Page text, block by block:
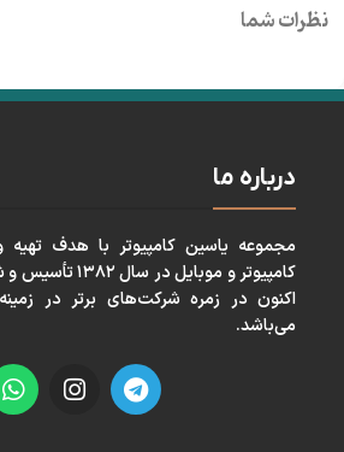
نظرات شما
درباره ما
مجموعه ياسين كامپيوتر با هدف تهيه
كامپيوتر و موبايل
اكنون در زمره شركت‌های برتر در
می‌باشد.